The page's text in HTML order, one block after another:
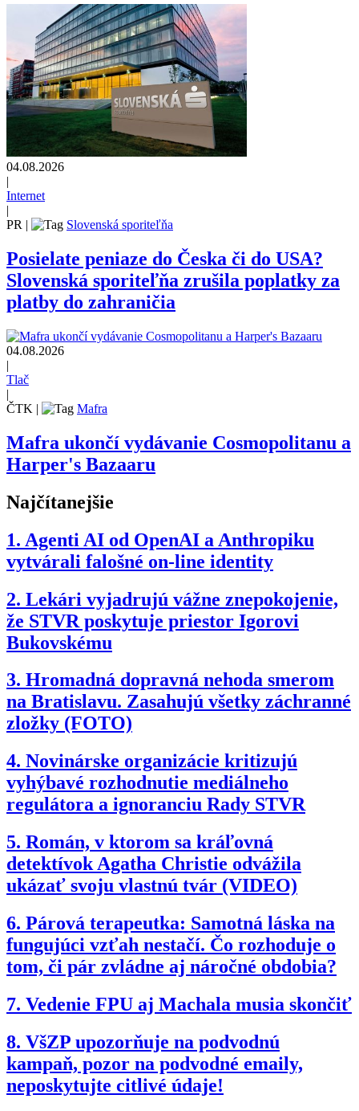
04.08.2026
|
Internet
|
PR | Slovenská sporiteľňa
Posielate peniaze do Česka či do USA?
Slovenská sporiteľňa zrušila poplatky za
platby do zahraničia
04.08.2026
|
Tlač
|
ČTK | Mafra
Mafra ukončí vydávanie Cosmopolitanu a
Harper's Bazaaru
Najčítanejšie
1. Agenti AI od OpenAI a Anthropiku
vytvárali falošné on-line identity
2. Lekári vyjadrujú vážne znepokojenie,
že STVR poskytuje priestor Igorovi
Bukovskému
3. Hromadná dopravná nehoda smerom
na Bratislavu. Zasahujú všetky záchranné
zložky (FOTO)
4. Novinárske organizácie kritizujú
vyhýbavé rozhodnutie mediálneho
regulátora a ignoranciu Rady STVR
5. Román, v ktorom sa kráľovná
detektívok Agatha Christie odvážila
ukázať svoju vlastnú tvár (VIDEO)
6. Párová terapeutka: Samotná láska na
fungujúci vzťah nestačí. Čo rozhoduje o
tom, či pár zvládne aj náročné obdobia?
7. Vedenie FPU aj Machala musia skončiť
8. VšZP upozorňuje na podvodnú
kampaň, pozor na podvodné emaily,
neposkytujte citlivé údaje!